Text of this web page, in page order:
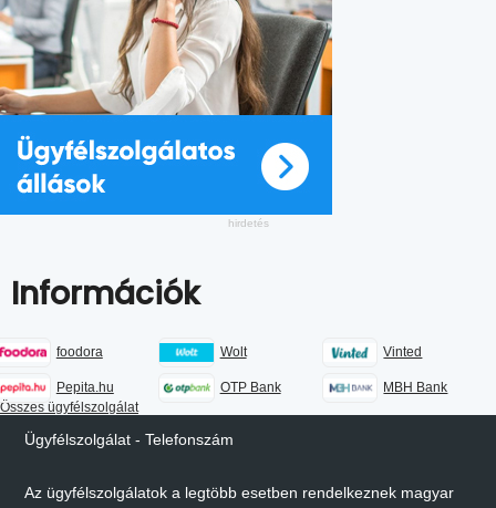
Információk
foodora Wolt Vinted
Pepita.hu OTP Bank
MBH Bank
Összes ügyfélszolgálat
Ügyfélszolgálat - Telefonszám
Az ügyfélszolgálatok a legtöbb esetben rendelkeznek magyar